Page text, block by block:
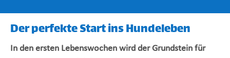
Der perfekte Start ins Hundeleben
In den ersten Lebenswochen wird der Grundstein für